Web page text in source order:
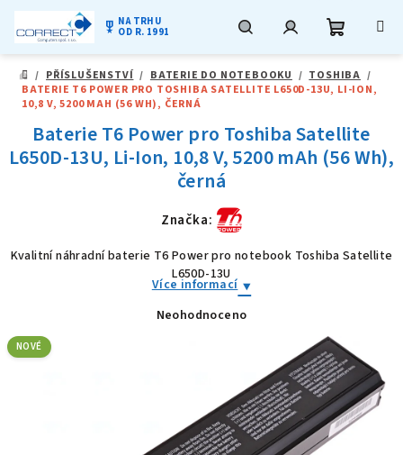
obsah
military_tech NA TRHU
OD R. 1991
DOMŮ
/ PŘÍSLUŠENSTVÍ / BATERIE DO NOTEBOOKU / TOSHIBA /
BATERIE T6 POWER PRO TOSHIBA SATELLITE L650D-13U, LI-ION,
10,8 V, 5200 MAH (56 WH), ČERNÁ
Baterie T6 Power pro Toshiba Satellite
L650D-13U, Li-Ion, 10,8 V, 5200 mAh (56 Wh),
černá
Značka:
Kvalitní náhradní baterie T6 Power pro notebook Toshiba Satellite
L650D-13U
Více informací
Průměrné
hvězdiček.
Neohodnoceno
NOVÉ